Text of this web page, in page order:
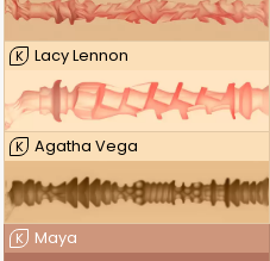
K Lacy Lennon
K Agatha Vega
K Maya